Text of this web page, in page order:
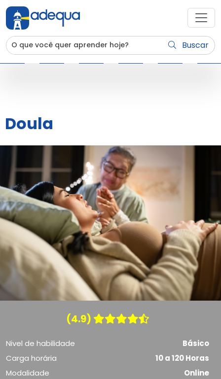
Buscar
Doula
(4.9)
Nivel de habilidade
Básico
Carga horária
10 a 120 Horas
Modalidade
Online